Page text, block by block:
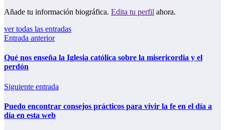
Añade tu información biográfica. Edita tu perfil ahora.
ver todas las entradas
Entrada anterior
Qué nos enseña la Iglesia católica sobre la misericordia y el
perdón
Siguiente entrada
Puedo encontrar consejos prácticos para vivir la fe en el día a
día en esta web